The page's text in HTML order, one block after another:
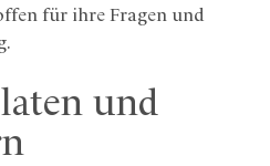
für ihre Fragen und
und